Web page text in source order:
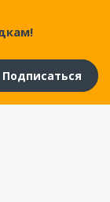
Подписаться